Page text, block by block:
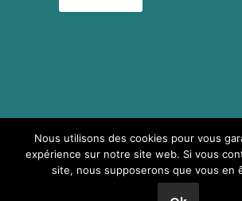
Sauf mention contraire, le contenu du site
festivals est mis à disposition selon les
Creative Commons Attribution - Pas
Partage dans les Mêmes Conditions 4.0
Nous utilisons des cookies pour vous
expérience sur notre site web. Si vous
site, nous supposerons que vous en